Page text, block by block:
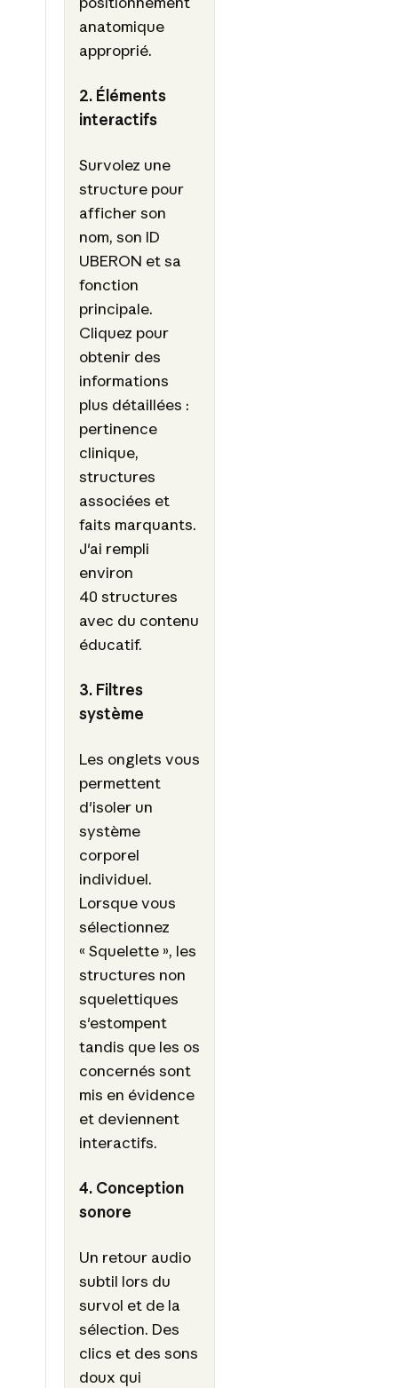
anatomique
approprié.
2. Éléments
interactifs
Survolez une
structure pour
afficher son
nom, son ID
UBERON et sa
fonction
principale.
Cliquez pour
obtenir des
informations
plus détaillées :
pertinence
clinique,
structures
associées et
faits marquants.
J'ai rempli
environ
40 structures
avec du contenu
éducatif.
3. Filtres
système
Les onglets vous
permettent
d'isoler un
système
corporel
individuel.
Lorsque vous
sélectionnez
« Squelette », les
structures non
squelettiques
s'estompent
tandis que les os
concernés sont
mis en évidence
et deviennent
interactifs.
4. Conception
sonore
Un retour audio
subtil lors du
survol et de la
sélection. Des
clics et des sons
doux qui